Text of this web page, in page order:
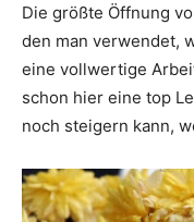
Die größte Öffnung
den man verwendet,
eine vollwertige
schon hier eine top
noch steigern kann,